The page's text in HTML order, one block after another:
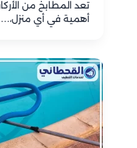
تعد المطابخ من
أهمية في أي منزل،…